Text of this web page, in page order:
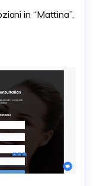
in “Mattina”,